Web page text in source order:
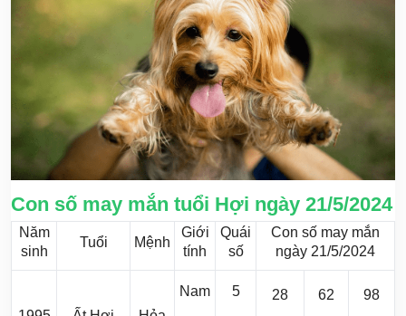
Con số may mắn tuổi Hợi ngày 21/5/2024
Năm
sinh
Tuổi Mệnh
Giới
tính
Quái
số
Con số may mắn
ngày 21/5/2024
Nam 5 28 62 98